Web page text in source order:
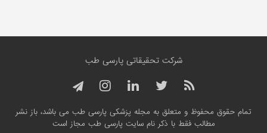
شرکت تحقیقاتی پارسی طب
تمام حقوق محفوظ و متعلق به مجله پزشکی پارسی طب می باشد، باز نشر
مطالب فقط با ذکر نام سایت پارسی طب مجاز است